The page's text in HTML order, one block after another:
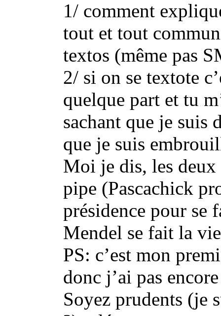
1/ comment
tout et tout
textos (même pas
2/ si on se textote
quelque part et tu
sachant que je suis
que je suis
Moi je dis, les deux
pipe (Pascachick
présidence pour se
Mendel se fait la
PS: c’est mon
donc j’ai pas
Soyez prudents (je